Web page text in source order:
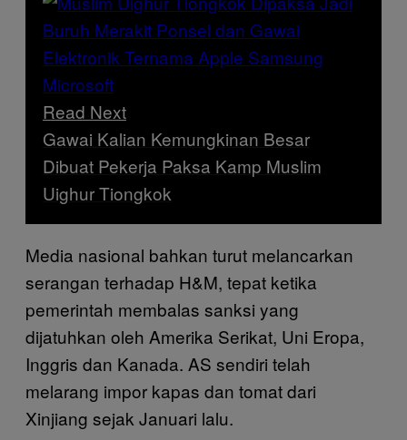
Read Next
Gawai Kalian Kemungkinan Besar
Dibuat Pekerja Paksa Kamp Muslim
Uighur Tiongkok
Media nasional bahkan turut melancarkan
serangan terhadap H&M, tepat ketika
pemerintah membalas sanksi yang
dijatuhkan oleh Amerika Serikat, Uni Eropa,
Inggris dan Kanada. AS sendiri telah
melarang impor kapas dan tomat dari
Xinjiang sejak Januari lalu.